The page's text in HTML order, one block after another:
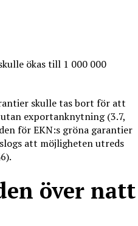
ökas till 1 000 000
skulle tas bort för att
exportanknytning (3.7,
för EKN:s gröna garantier
att möjligheten utreds
över natt